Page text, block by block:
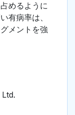
めるように
有病率は、
メントを強